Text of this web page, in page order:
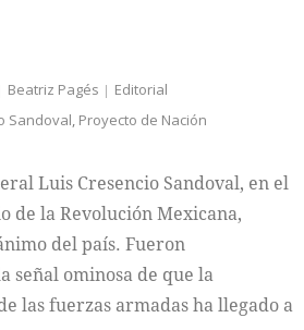
Beatriz Pagés
Editorial
Sandoval, Proyecto de Nación
Luis Cresencio Sandoval, en el
de la Revolución Mexicana,
del país. Fueron
señal ominosa de que la
las fuerzas armadas ha llegado a